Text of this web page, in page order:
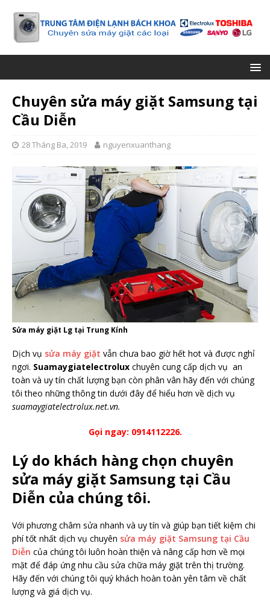
Chuyên sửa máy giặt Samsung tại
Cầu Diễn
28 Tháng Ba, 2019 nguyenxuanthang
Sửa máy giặt Lg tại Trung Kính
Dịch vụ sửa máy giặt vẫn chưa bao giờ hết hot và được nghỉ
ngơi. Suamaygiatelectrolux chuyên cung cấp dịch vụ an
toàn và uy tín chất lượng bạn còn phân vân hãy đến với chúng
tôi theo những thông tin dưới đây để hiểu hơn về dịch vụ
suamaygiatelectrolux.net.vn.
Gọi ngay: 0914112226.
Lý do khách hàng chọn chuyên
sửa máy giặt Samsung tại Cầu
Diễn của chúng tôi.
Với phương châm sửa nhanh và uy tín và giúp bạn tiết kiệm chi
phí tốt nhất dịch vụ chuyên sửa máy giặt Samsung tại Cầu
Diễn của chúng tôi luôn hoàn thiện và nâng cấp hơn về mọi
mặt để đáp ứng nhu cầu sửa chữa máy giặt trên thị trường.
Hãy đến với chúng tôi quý khách hoàn toàn yên tâm về chất
lượng và giá dịch vụ.